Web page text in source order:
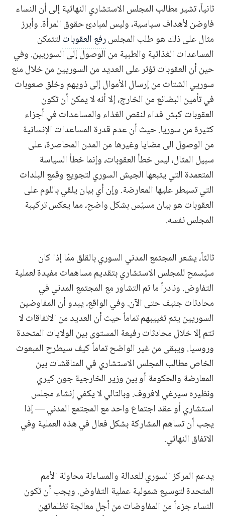
ثانياً، تشير مطالب المجلس الاستشاري النهائية إلى أن النساء
فاوضن لأهداف سياسية، وليس لمبادئ حقوق المرأة. وأبرز
مثال على ذلك هو طلب المجلسرفع العقوباتلتتمكن
المساعدات الغذائية والطبية من الوصول إلى السوريين. وفي
حين أن العقوبات تؤثر على العديد من السوريين من خلال منع
سوريي الشتات من إرسال الأموال إلى ذويهم وخلق صعوبات
في تأمين البضائع من الخارج، إلا أنه لا يمكن أن تكون
العقوبات كبش فداء لنقص الغذاء والمساعدات في أجزاء
كثيرة من سوريا. حيث أن عدم قدرة المساعدات الإنسانية
من الوصول الى مضايا وغيرها من المدن المحاصرة، على
سبيل المثال، ليس خطأ العقوبات، وإنما خطأ السياسة
المتعمدة التي يتبعها الجيش السوري لتجويع وقمع البلدات
التي تسيطر عليها المعارضة. وإن أي بيان يلقي باللوم على
العقوبات هو بيان مسيّس بشكل واضح، مما يعكس تركيبة
المجلس نفسه.
ثالثاً، يشعر المجتمع المدني السوري بالقلق ممّا إذا كان
سيُسمح للمجلس الاستشاري بتقديم مساهمات مفيدة لعملية
التفاوض. ونادراً ما تم التشاور مع المجتمع المدني في
محادثات جنيف حتى الآن. وفي الواقع، يبدو أن المفاوضين
السوريين يتم تغييبهم تماماً حيث أن العديد من الاتفاقات لا
تتم إلا خلال محادثات رفيعة المستوى بين الولايات المتحدة
وروسيا. ويبقى من غير الواضح تماماً كيف سيطرح المبعوث
الخاص مطالب المجلس الاستشاري في المناقشات بين
المعارضة والحكومة أو بين وزير الخارجية جون كيري
ونظيره سيرغي لافروف. وبالتالي لا يكفي إنشاء مجلس
استشاري أو عقد اجتماع واحد مع المجتمع المدني — إذا
يجب أن تساهم المشاركة بشكل فعال في هذه العملية وفي
الاتفاق النهائي.
يدعم المركز السوري للعدالة والمساءلة محاولة الأمم
المتحدة لتوسيع شمولية عملية التفاوض. ويجب أن تكون
النساء جزءاً من المفاوضات من أجل معالجة تظلماتهن